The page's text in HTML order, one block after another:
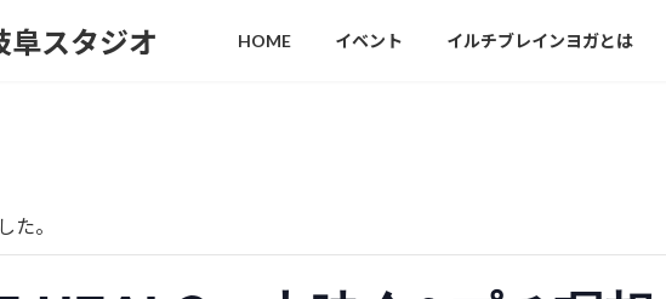
阜スタジオ HOME イベント イルチブレインヨガとは
た。